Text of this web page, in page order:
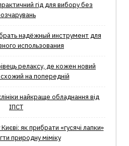
гід для вибору без
надёжный инструмент для
использования
релаксу, де кожен новий
на попередній
найкраще обладнання від
ІПСТ
як прибрати «гусячі лапки»
природну міміку